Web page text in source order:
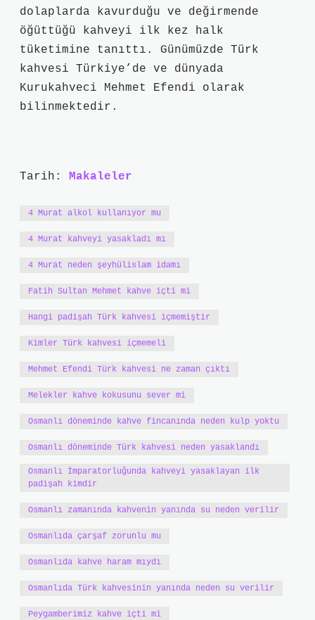
dolaplarda kavurduğu ve değirmende
öğüttüğü kahveyi ilk kez halk
tüketimine tanıttı. Günümüzde Türk
kahvesi Türkiye’de ve dünyada
Kurukahveci Mehmet Efendi olarak
bilinmektedir.
Tarih: Makaleler
4 Murat alkol kullanıyor mu
4 Murat kahveyi yasakladı mı
4 Murat neden şeyhülislam idamı
Fatih Sultan Mehmet kahve içti mi
Hangi padişah Türk kahvesi içmemiştir
Kimler Türk kahvesi içmemeli
Mehmet Efendi Türk kahvesi ne zaman çıktı
Melekler kahve kokusunu sever mi
Osmanlı döneminde kahve fincanında neden kulp yoktu
Osmanlı döneminde Türk kahvesi neden yasaklandı
Osmanlı İmparatorluğunda kahveyi yasaklayan ilk
padişah kimdir
Osmanlı zamanında kahvenin yanında su neden verilir
Osmanlıda çarşaf zorunlu mu
Osmanlıda kahve haram mıydı
Osmanlıda Türk kahvesinin yanında neden su verilir
Peygamberimiz kahve içti mi